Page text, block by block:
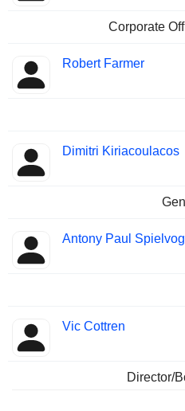
Corporate
Robert Farmer
Dimitri Kiriacoulacos
Antony Paul
Vic Cottren
Director/